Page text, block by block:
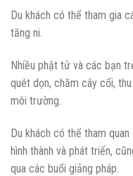
Du khách có thể tham gia
tăng ni.
Nhiều phật tử và các bạn
quét dọn, chăm cây cối,
môi trường.
Du khách có thể tham
hình thành và phát triển,
qua các buổi giảng pháp.